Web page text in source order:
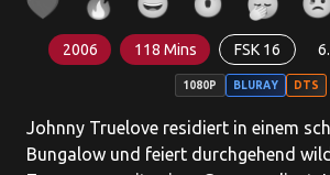
2006 118 Mins FSK 16
1080P BLURAY DTS
Johnny Truelove residiert in einem
Bungalow und feiert durchgehend